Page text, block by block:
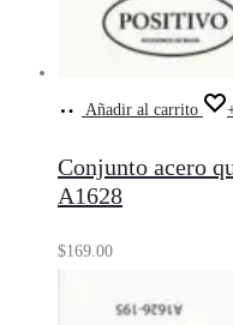
Añadir al carrito
Conjunto acero
A1628
$169.00